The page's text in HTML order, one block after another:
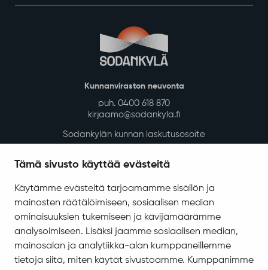
Tämä sivusto käyttää evästeitä
Käytämme evästeitä tarjoamamme sisällön ja
mainosten räätälöimiseen, sosiaalisen median
ominaisuuksien tukemiseen ja kävijämäärämme
analysoimiseen. Lisäksi jaamme sosiaalisen median,
mainosalan ja analytiikka-alan kumppaneillemme
tietoja siitä, miten käytät sivustoamme. Kumppanimme
Kunnanviraston neuvonta
puh. 0400 618 870
kirjaamo@sodankyla.fi
Sodankylän kunnan laskutusosoite
Asiakirjajulkisuuskuvaus
Evästeiden hallinta
Yhteystiedot
Jäämerentie 1, 99601 Sodankylä